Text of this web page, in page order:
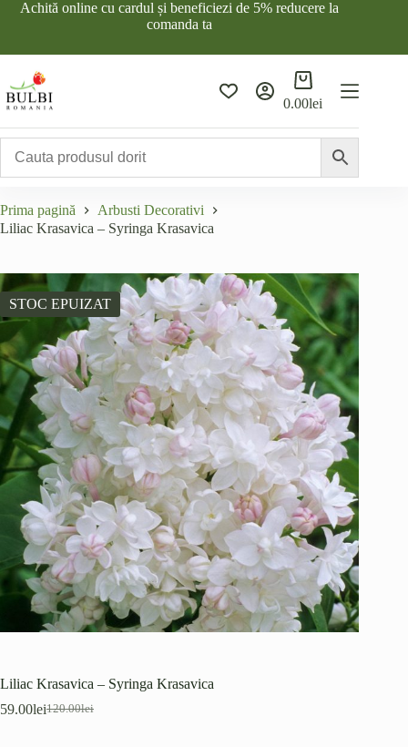
Achită online cu cardul și beneficiezi de 5% reducere la
comanda ta
Coș
de
cumpărături
0.00lei
Prima pagină
Arbusti Decorativi
Liliac Krasavica – Syringa Krasavica
STOC EPUIZAT
Liliac Krasavica – Syringa Krasavica
120.00lei
Prețul
59.00leiPrețul